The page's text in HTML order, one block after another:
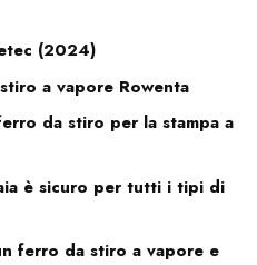
(2024)
a vapore Rowenta
da stiro per la stampa a
è sicuro per tutti i tipi di
ferro da stiro a vapore e